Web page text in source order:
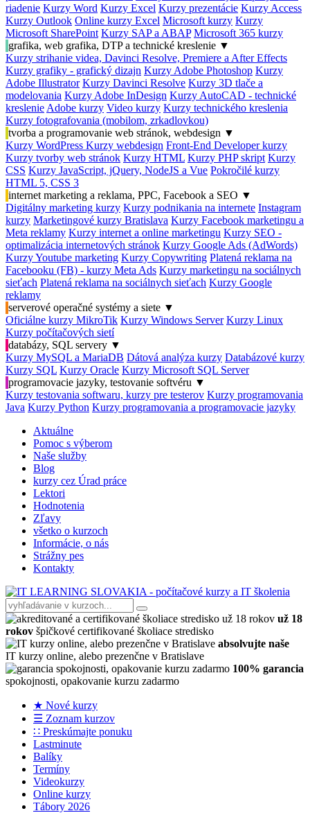
riadenie Kurzy Word Kurzy Excel Kurzy prezentácie Kurzy Access
Kurzy Outlook Online kurzy Excel Microsoft kurzy Kurzy
Microsoft SharePoint Kurzy SAP a ABAP Microsoft 365 kurzy
grafika, web grafika, DTP a technické kreslenie ▼
Kurzy strihanie videa, Davinci Resolve, Premiere a After Effects
Kurzy grafiky - grafický dizajn Kurzy Adobe Photoshop Kurzy
Adobe Illustrator Kurzy Davinci Resolve Kurzy 3D tlače a
modelovania Kurzy Adobe InDesign Kurzy AutoCAD - technické
kreslenie Adobe kurzy Video kurzy Kurzy technického kreslenia
Kurzy fotografovania (mobilom, zrkadlovkou)
tvorba a programovanie web stránok, webdesign ▼
Kurzy WordPress Kurzy webdesign Front-End Developer kurzy
Kurzy tvorby web stránok Kurzy HTML Kurzy PHP skript Kurzy
CSS Kurzy JavaScript, jQuery, NodeJS a Vue Pokročilé kurzy
HTML 5, CSS 3
internet marketing a reklama, PPC, Facebook a SEO ▼
Digitálny marketing kurzy Kurzy podnikania na internete Instagram
kurzy Marketingové kurzy Bratislava Kurzy Facebook marketingu a
Meta reklamy Kurzy internet a online marketingu Kurzy SEO -
optimalizácia internetových stránok Kurzy Google Ads (AdWords)
Kurzy Youtube marketing Kurzy Copywriting Platená reklama na
Facebooku (FB) - kurzy Meta Ads Kurzy marketingu na sociálnych
sieťach Platená reklama na sociálnych sieťach Kurzy Google
reklamy
serverové operačné systémy a siete ▼
Oficiálne kurzy MikroTik Kurzy Windows Server Kurzy Linux
Kurzy počítačových sietí
databázy, SQL servery ▼
Kurzy MySQL a MariaDB Dátová analýza kurzy Databázové kurzy
Kurzy SQL Kurzy Oracle Kurzy Microsoft SQL Server
programovacie jazyky, testovanie softvéru ▼
Kurzy testovania softwaru, kurzy pre testerov Kurzy programovania
Java Kurzy Python Kurzy programovania a programovacie jazyky
Aktuálne
Pomoc s výberom
Naše služby
Blog
kurzy cez Úrad práce
Lektori
Hodnotenia
Zľavy
všetko o kurzoch
Informácie, o nás
Strážny pes
Kontakty
už 18
rokov špičkové certifikované školiace stredisko
absolvujte naše
IT kurzy online, alebo prezenčne v Bratislave
100% garancia
spokojnosti, opakovanie kurzu zadarmo
★ Nové kurzy
☰ Zoznam kurzov
∷ Preskúmajte ponuku
Lastminute
Balíky
Termíny
Videokurzy
Online kurzy
Tábory 2026